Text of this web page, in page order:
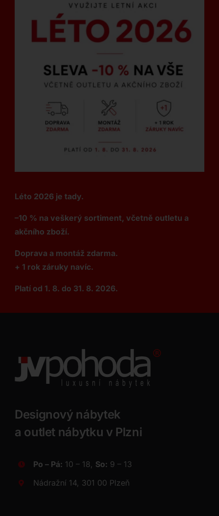
Léto 2026 je tady.
–10 % na veškerý sortiment, včetně outletu a
akčního zboží.
Doprava a montáž zdarma.
+ 1 rok záruky navíc.
Platí od 1. 8. do 31. 8. 2026.
Designový nábytek
a outlet nábytku v Plzni
Po – Pá: 10 – 18, So: 9 – 13
Nádražní 14, 301 00 Plzeň